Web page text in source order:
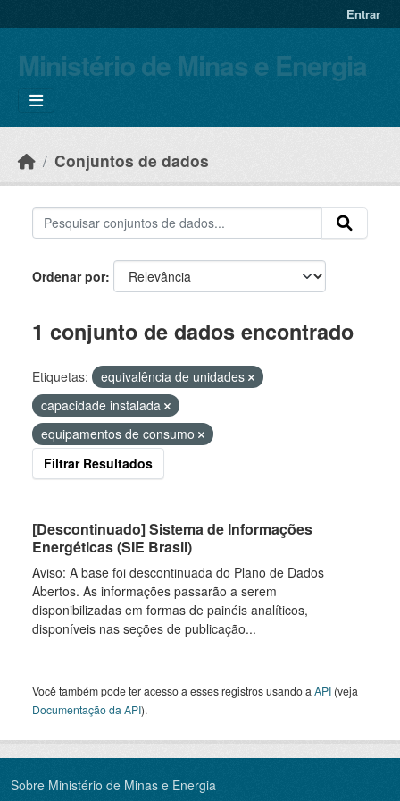
Entrar
Ministério de Minas e Energia
Conjuntos de dados
Ordenar por
1 conjunto de dados encontrado
Etiquetas:
equivalência de unidades
capacidade instalada
equipamentos de consumo
Filtrar Resultados
[Descontinuado] Sistema de Informações
Energéticas (SIE Brasil)
Aviso: A base foi descontinuada do Plano de Dados
Abertos. As informações passarão a serem
disponibilizadas em formas de painéis analíticos,
disponíveis nas seções de publicação...
Você também pode ter acesso a esses registros usando a API (veja
Documentação da API).
Sobre Ministério de Minas e Energia